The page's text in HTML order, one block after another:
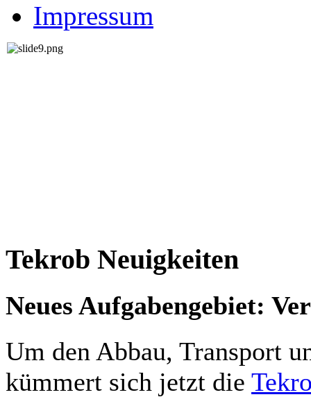
Impressum
Tekrob Neuigkeiten
Neues Aufgabengebiet:
Um den Abbau, Transport
kümmert sich jetzt die